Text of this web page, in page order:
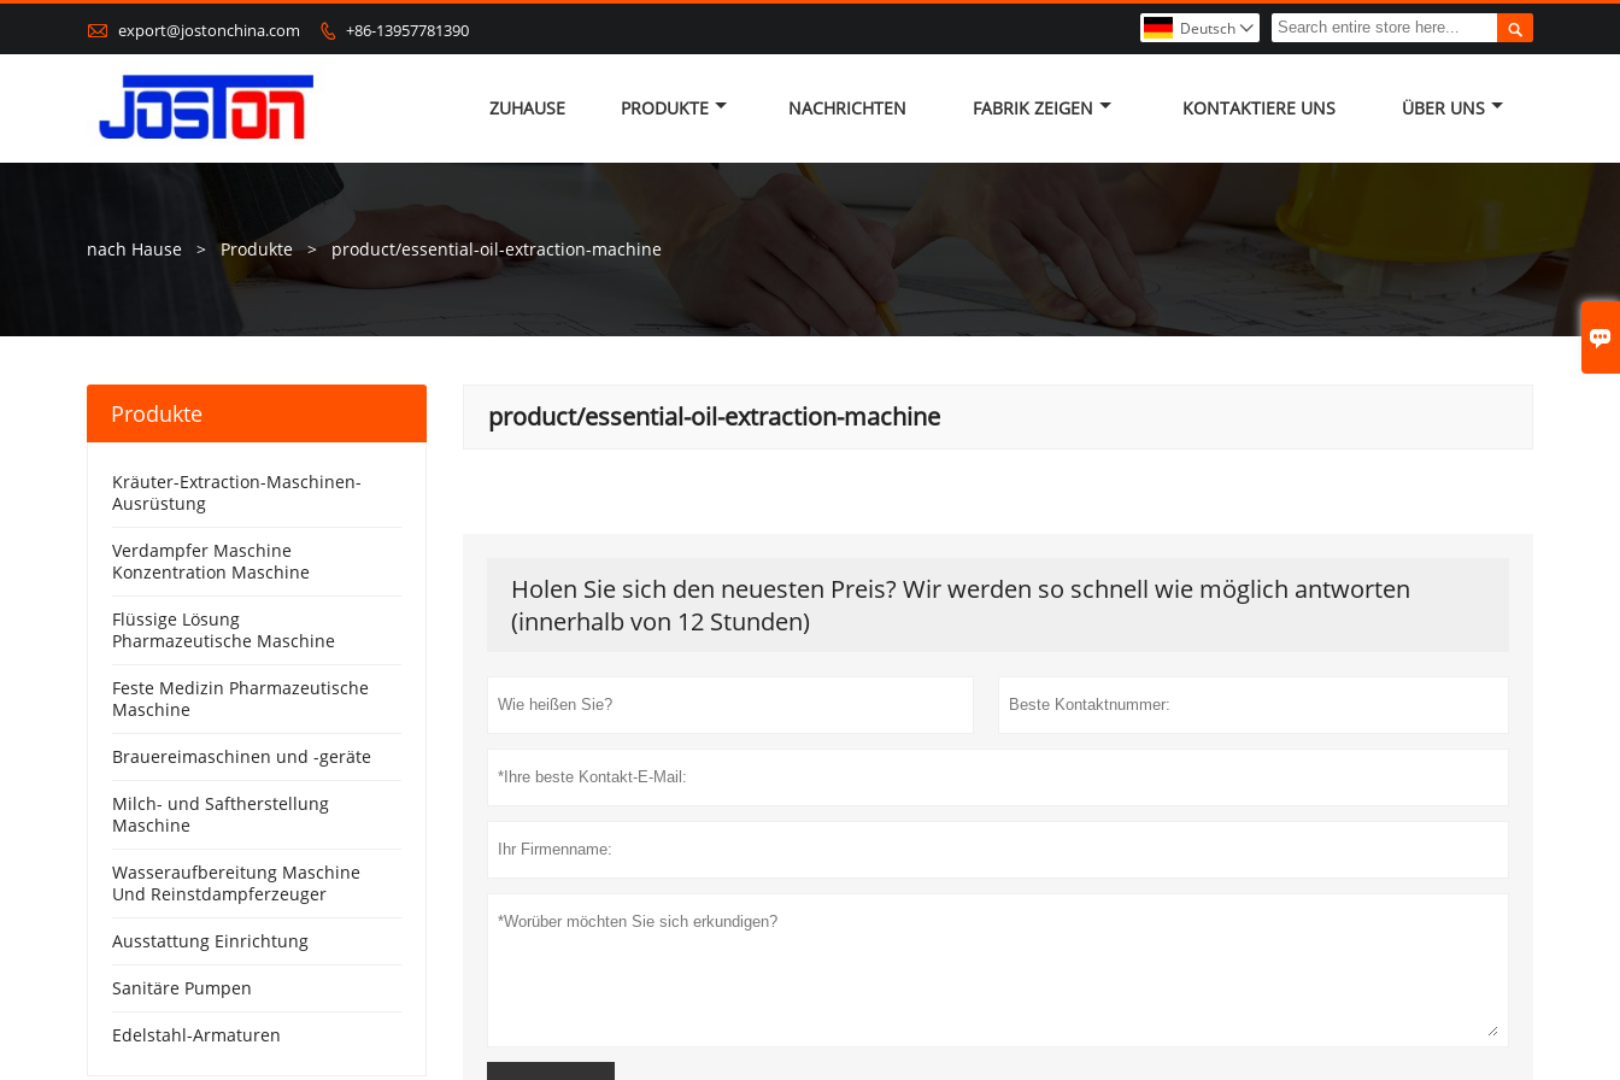

 export@jostonchina.com  +86-13957781390 
Deutsch 
ZUHAUSE PRODUKTE NACHRICHTEN FABRIK ZEIGEN KONTAKTIERE UNS ÜBER UNS
nach Hause > Produkte > product/essential-oil-extraction-machine
product/essential-oil-extraction-machine
Holen Sie sich den neuesten Preis? Wir werden so schnell wie möglich antworten
(innerhalb von 12 Stunden)
Produkte
Kräuter-Extraction-Maschinen-
Ausrüstung
Verdampfer Maschine
Konzentration Maschine
Flüssige Lösung
Pharmazeutische Maschine
Feste Medizin Pharmazeutische
Maschine
Brauereimaschinen und -geräte
Milch- und Saftherstellung
Maschine
Wasseraufbereitung Maschine
Und Reinstdampferzeuger
Ausstattung Einrichtung
Sanitäre Pumpen
Edelstahl-Armaturen